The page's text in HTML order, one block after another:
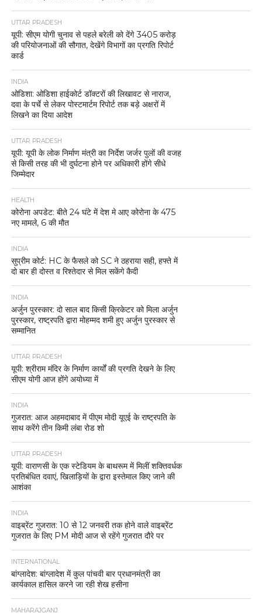
UTTAR PRADESH
यूपी: सीएम योगी चुनाव से पहले बरेली को देंगे 3405 करोड़
की परियोजनाओं की सौगात, देखेंगे विभागों का प्रगति रिपोर्ट
कार्ड
INDIA
ओडिशा: ओडिशा हाईकोर्ट डॉक्टरों की लिखावट से नाराज,
दवा के पर्चे से लेकर पोस्टमार्टम रिपोर्ट तक बड़े अक्षरों में
लिखने का दिया आदेश
UTTAR PRADESH
यूपी: यूपी के लोक निर्माण मंत्री का निर्देश जर्जर पुलों की वजह
से किसी तरह की भी दुर्घटना होने पर अधिकारी होंगे सीधे
जिम्मेदार
HEALTH
कोरोना अपडेट: बीते 24 घंटे में देश मे आए कोरोना के 475
नए मामले, 6 की मौत
INDIA
सुप्रीम कोर्ट: HC के फैसले को SC ने ठहराया सही, हफ्ते में
दो बार ही दोस्त व रिश्तेदार से मिल सकेंगे कैदी
INDIA
अर्जुन पुरस्कार: दो साल बाद किसी क्रिकेटर को मिला अर्जुन
पुरस्कार, राष्ट्रपति द्वारा मोहम्मद शमी हुए अर्जुन पुरस्कार से
सम्मानित
UTTAR PRADESH
यूपी: श्रीराम मंदिर के निर्माण कार्यों की प्रगति देखने के लिए
सीएम योगी आज होंगे अयोध्या में
INDIA
गुजरात: आज अहमदाबाद में पीएम मोदी यूएई के राष्ट्रपति के
साथ करेंगे तीन किमी लंबा रोड शो
UTTAR PRADESH
यूपी: वाराणसी के एक स्टेडियम के बाथरूम में मिलीं शक्तिवर्धक
प्रतिबंधित दवाएं, खिलाड़ियों के द्वारा इस्तेमाल किए जाने की
आशंका
INDIA
वाइब्रेंट गुजरात: 10 से 12 जनवरी तक होने वाले वाइब्रेंट
गुजरात के लिए PM मोदी आज से रहेंगे गुजरात दौरे पर
INTERNATIONAL
बांग्लादेश: बांग्लादेश में कुल पांचवी बार प्रधानमंत्री का
कार्यकाल हासिल करने जा रही शेख हसीना
MAHARAJGANJ